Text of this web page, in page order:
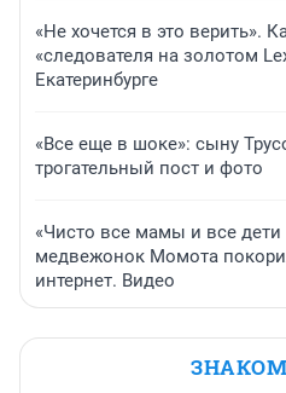
«Не хочется в это верить».
«следователя на золотом
Екатеринбурге
«Все еще в шоке»: сыну
трогательный пост и фото
«Чисто все мамы и все дети
медвежонок Момота
интернет. Видео